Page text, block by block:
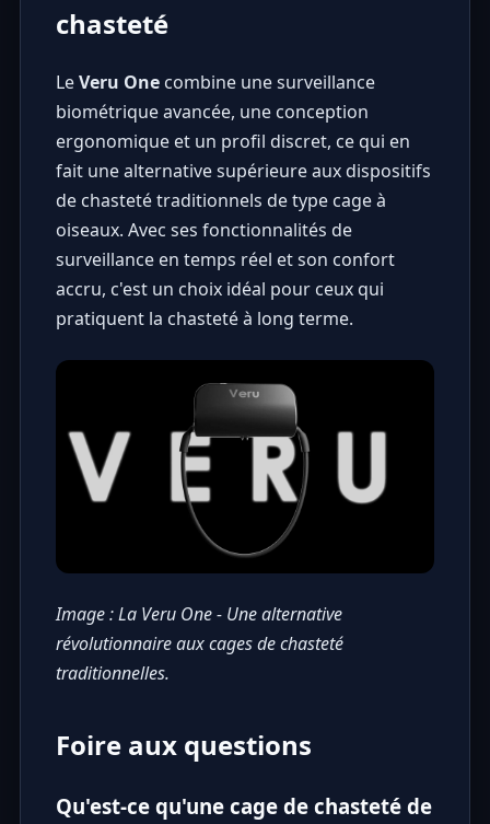
chasteté
LeVeru Onecombine une surveillance
biométrique avancée, une conception
ergonomique et un profil discret, ce qui en
fait une alternative supérieure aux dispositifs
de chasteté traditionnels de type cage à
oiseaux. Avec ses fonctionnalités de
surveillance en temps réel et son confort
accru, c'est un choix idéal pour ceux qui
pratiquent la chasteté à long terme.
Image : La Veru One - Une alternative
révolutionnaire aux cages de chasteté
traditionnelles.
Foire aux questions
Qu'est-ce qu'une cage de chasteté de